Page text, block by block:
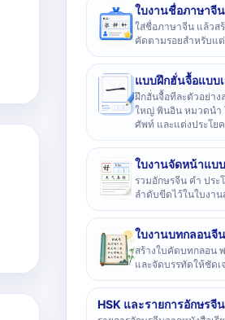
ใบงานชื่อภาษาจีน
ใส่ชื่อภาษาจีน แล้วส
คัดตามรอยสำหรับแ
แบบฝึกฮั่นจื้อแบบ
ฝึกฮั่นจื้อทีละตัวอย่าง
ใหญ่ พินอิน หมวดนำ
ศัพท์ และแต่งประโยค
ใบงานจัดหน้าแบ
รวมอักษรจีน คำ ประ
ลำดับขีดไว้ในใบงา
ใบงานบทกลอนจี
สร้างใบคัดบทกลอน
และจัดบรรทัดให้ชัดเ
HSK และรายการอักษรจีน